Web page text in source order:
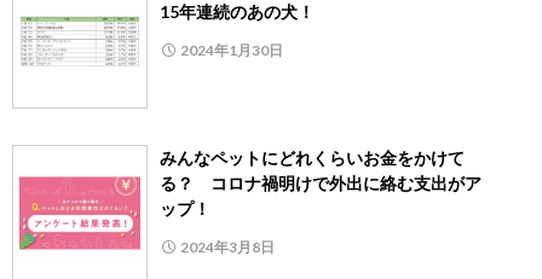
15年連続のあの犬！
2024年1月30日
みんなペットにどれくらいお金をかけて
る？ コロナ禍明けで外出に絡む支出がア
ップ！
2024年3月8日